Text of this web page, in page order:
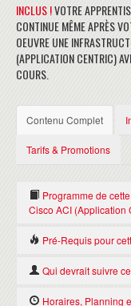
INCLUS !VOTRE
CONTINUE MÊME APRÈS
OEUVRE UNE
(APPLICATION CENTRIC)
COURS.
Contenu Complet
Tarifs & Promotions
Programme de
Cisco ACI (Application
PRÉSENTATION DE
CISCO ET DES
Topologie et
Pré-Requis pour
Compréhension
Connaissance
Qui devrait suivre
Concepteur de
Horaires, Planning